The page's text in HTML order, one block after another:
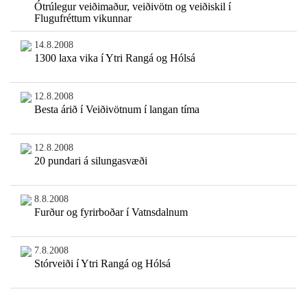
Ótrúlegur veiðimaður, veiðivötn og veiðiskil í
Flugufréttum vikunnar
14.8.2008
1300 laxa vika í Ytri Rangá og Hólsá
12.8.2008
Besta árið í Veiðivötnum í langan tíma
12.8.2008
20 pundari á silungasvæði
8.8.2008
Furður og fyrirboðar í Vatnsdalnum
7.8.2008
Stórveiði í Ytri Rangá og Hólsá